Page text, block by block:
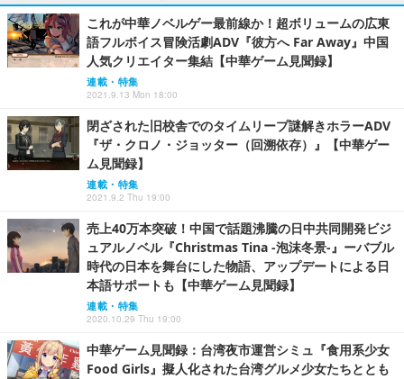
これが中華ノベルゲー最前線か！超ボリュームの広東
語フルボイス冒険活劇ADV『彼方へ Far Away』中国
人気クリエイター集結【中華ゲーム見聞録】
連載・特集
2021.9.13 Mon 18:00
閉ざされた旧校舎でのタイムリープ謎解きホラーADV
『ザ・クロノ・ジョッター（回溯依存）』【中華ゲー
ム見聞録】
連載・特集
2021.9.2 Thu 19:00
売上40万本突破！中国で話題沸騰の日中共同開発ビジ
ュアルノベル『Christmas Tina ‐泡沫冬景‐』ーバブル
時代の日本を舞台にした物語、アップデートによる日
本語サポートも【中華ゲーム見聞録】
連載・特集
2020.10.29 Thu 19:00
中華ゲーム見聞録：台湾夜市運営シミュ『食用系少女
Food Girls』擬人化された台湾グルメ少女たちととも